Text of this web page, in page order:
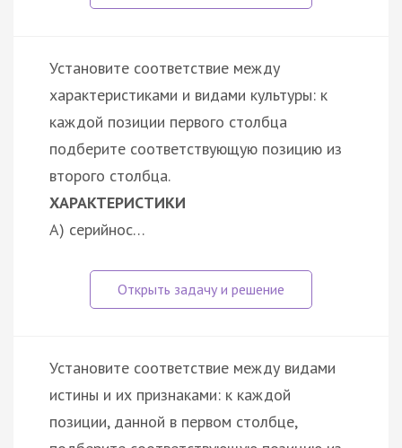
Установите соответствие между
характеристиками и видами культуры: к
каждой позиции первого столбца
подберите соответствующую позицию из
второго столбца.
ХАРАКТЕРИСТИКИ
А) серийнос…
Установите соответствие между видами
истины и их признаками: к каждой
позиции, данной в первом столбце,